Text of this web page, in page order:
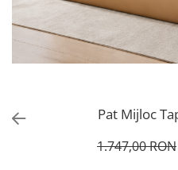
Pat Mijloc
1.747,00 RON